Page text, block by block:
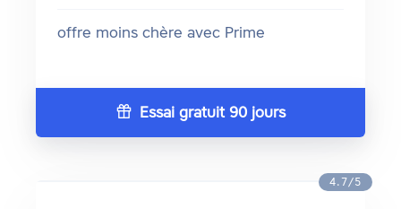
offre moins chère avec Prime
Essai gratuit 90 jours
4.7/5